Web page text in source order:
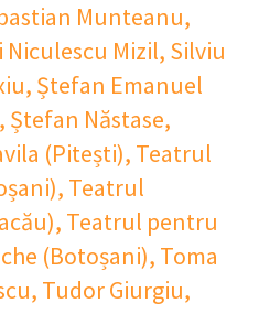
Munteanu,
Niculescu Mizil, Silviu
, Ștefan Emanuel
, Ștefan Năstase,
(Pitești), Teatrul
, Teatrul
, Teatrul pentru
(Botoșani), Toma
, Tudor Giurgiu,